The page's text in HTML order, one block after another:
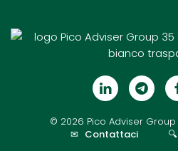
© 2026 Pico Adviser Group
✉ Contattaci 🔍